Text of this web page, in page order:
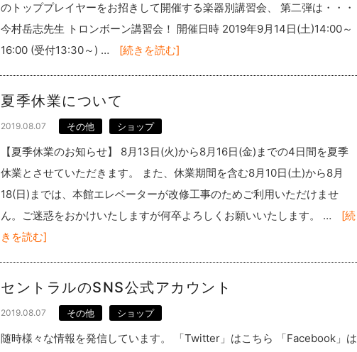
のトッププレイヤーをお招きして開催する楽器別講習会、 第二弾は・・・
今村岳志先生 トロンボーン講習会！ 開催日時 2019年9月14日(土)14:00～
16:00 (受付13:30～) …
[続きを読む]
夏季休業について
2019.08.07 その他 ショップ
【夏季休業のお知らせ】 8月13日(火)から8月16日(金)までの4日間を夏季
休業とさせていただきます。 また、休業期間を含む8月10日(土)から8月
18(日)までは、本館エレベーターが改修工事のためご利用いただけませ
ん。ご迷惑をおかけいたしますが何卒よろしくお願いいたします。 …
[続
きを読む]
セントラルのSNS公式アカウント
2019.08.07 その他 ショップ
随時様々な情報を発信しています。 「Twitter」はこちら 「Facebook」は